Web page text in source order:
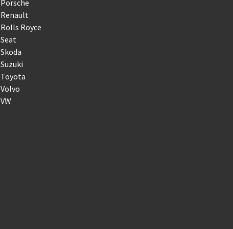
Porsche
Renault
Rolls Royce
Seat
Skoda
Suzuki
Toyota
Volvo
VW